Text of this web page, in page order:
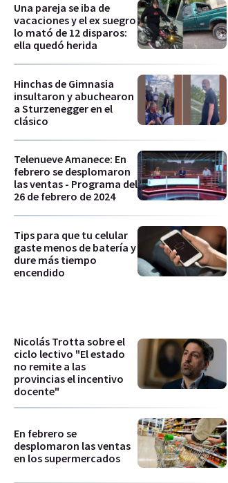
Una pareja se iba de
vacaciones y el ex suegro
lo mató de 12 disparos:
ella quedó herida
Hinchas de Gimnasia
insultaron y abuchearon
a Sturzenegger en el
clásico
Telenueve Amanece: En
febrero se desplomaron
las ventas - Programa del
26 de febrero de 2024
Tips para que tu celular
gaste menos de batería y
dure más tiempo
encendido
Nicolás Trotta sobre el
ciclo lectivo "El estado
no remite a las
provincias el incentivo
docente"
En febrero se
desplomaron las ventas
en los supermercados